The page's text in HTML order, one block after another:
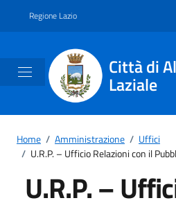
Regione Lazio
Città di
Laziale
Home / Amministrazione / Uffici
/ U.R.P. – Ufficio Relazioni con il
U.R.P. –